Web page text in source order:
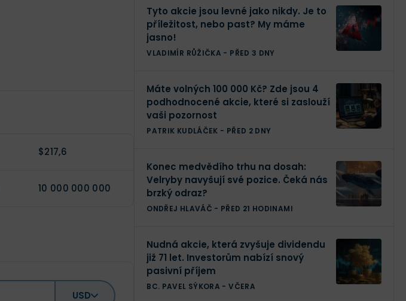
$217,6
10 000 000 000
USD
Tyto akcie jsou levné jako nikdy. Je to
příležitost, nebo past? My máme
jasno!
VLADIMÍR RŮŽIČKA - PŘED 3 DNY
Máte volných 100 000 Kč? Zde jsou 4
podhodnocené akcie, které si zaslouží
vaši pozornost
PATRIK KUDLÁČEK - PŘED 2 DNY
Konec medvědího trhu na dosah:
Velryby navyšují své pozice. Čeká nás
brzký odraz?
ONDŘEJ HLAVÁČ - PŘED 21 HODINAMI
Nudná akcie, která zvyšuje dividendu
již 71 let. Investorům nabízí snový
pasivní příjem
BC. PAVEL SÝKORA -VČERA